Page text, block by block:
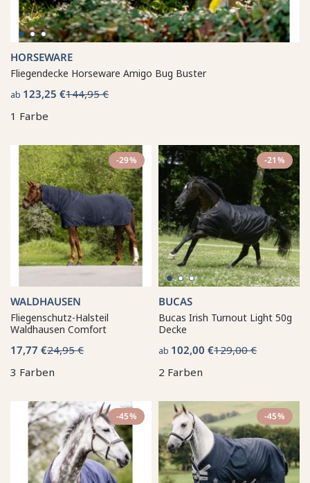
HORSEWARE
Fliegendecke Horseware Amigo Bug Buster
ab 123,25 €144,95 €
1 Farbe
-29%
WALDHAUSEN
Fliegenschutz-Halsteil
Waldhausen Comfort
17,77 €24,95 €
3 Farben
-21%
BUCAS
Bucas Irish Turnout Light 50g
Decke
ab 102,00 €129,00 €
2 Farben
-45% -45%